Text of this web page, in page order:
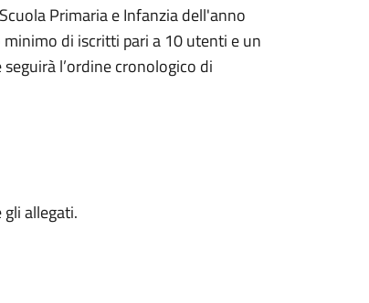
Primaria e Infanzia dell'anno
di iscritti pari a 10 utenti e un
l’ordine cronologico di
allegati.